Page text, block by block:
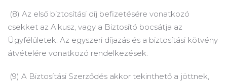
(8) Az első biztosítási díj befizetésére vonatkozó
csekket az Alkusz, vagy a Biztosító bocsátja az
Ügyfélületek. Az egyszeri díjazás és a biztosítási kötvény
átvételére vonatkozó rendelkezések.
(9) A Biztosítási Szerződés akkor tekinthető a jöttnek,